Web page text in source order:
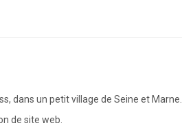
dans un petit village de Seine et Marne.
de site web.